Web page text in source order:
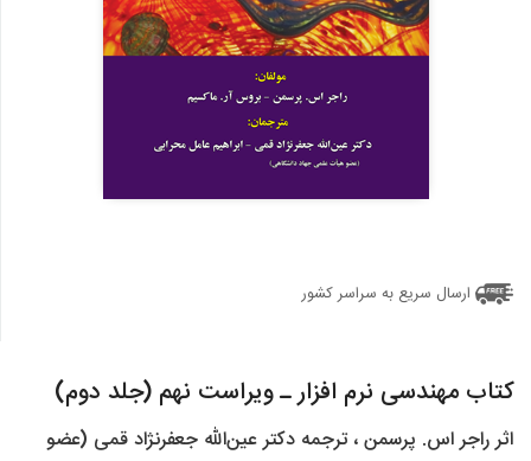
ارسال سریع به سراسر کشور
کتاب مهندسی نرم افزار ـ ویراست نهم (جلد دوم)
اثر راجر اس. پرسمن ، ترجمه دکتر عین‌الله جعفرنژاد قمی (عضو